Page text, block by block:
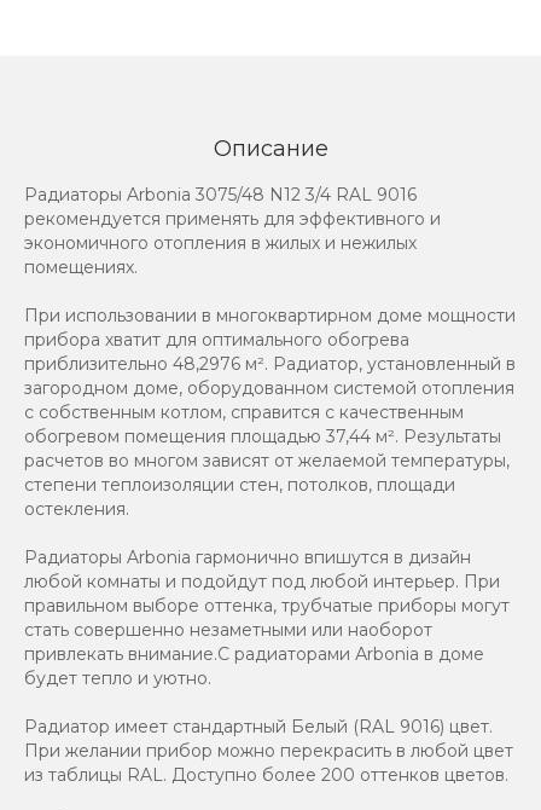
Описание
Радиаторы Arbonia 3075/48 N12 3/4 RAL 9016
рекомендуется применять для эффективного и
экономичного отопления в жилых и нежилых
помещениях.
При использовании в многоквартирном доме мощности
прибора хватит для оптимального обогрева
приблизительно 48,2976 м². Радиатор, установленный в
загородном доме, оборудованном системой отопления
с собственным котлом, справится с качественным
обогревом помещения площадью 37,44 м². Результаты
расчетов во многом зависят от желаемой температуры,
степени теплоизоляции стен, потолков, площади
остекления.
Радиаторы Arbonia гармонично впишутся в дизайн
любой комнаты и подойдут под любой интерьер. При
правильном выборе оттенка, трубчатые приборы могут
стать совершенно незаметными или наоборот
привлекать внимание.С радиаторами Аrbonia в доме
будет тепло и уютно.
Радиатор имеет стандартный Белый (RAL 9016) цвет.
При желании прибор можно перекрасить в любой цвет
из таблицы RAL. Доступно более 200 оттенков цветов.